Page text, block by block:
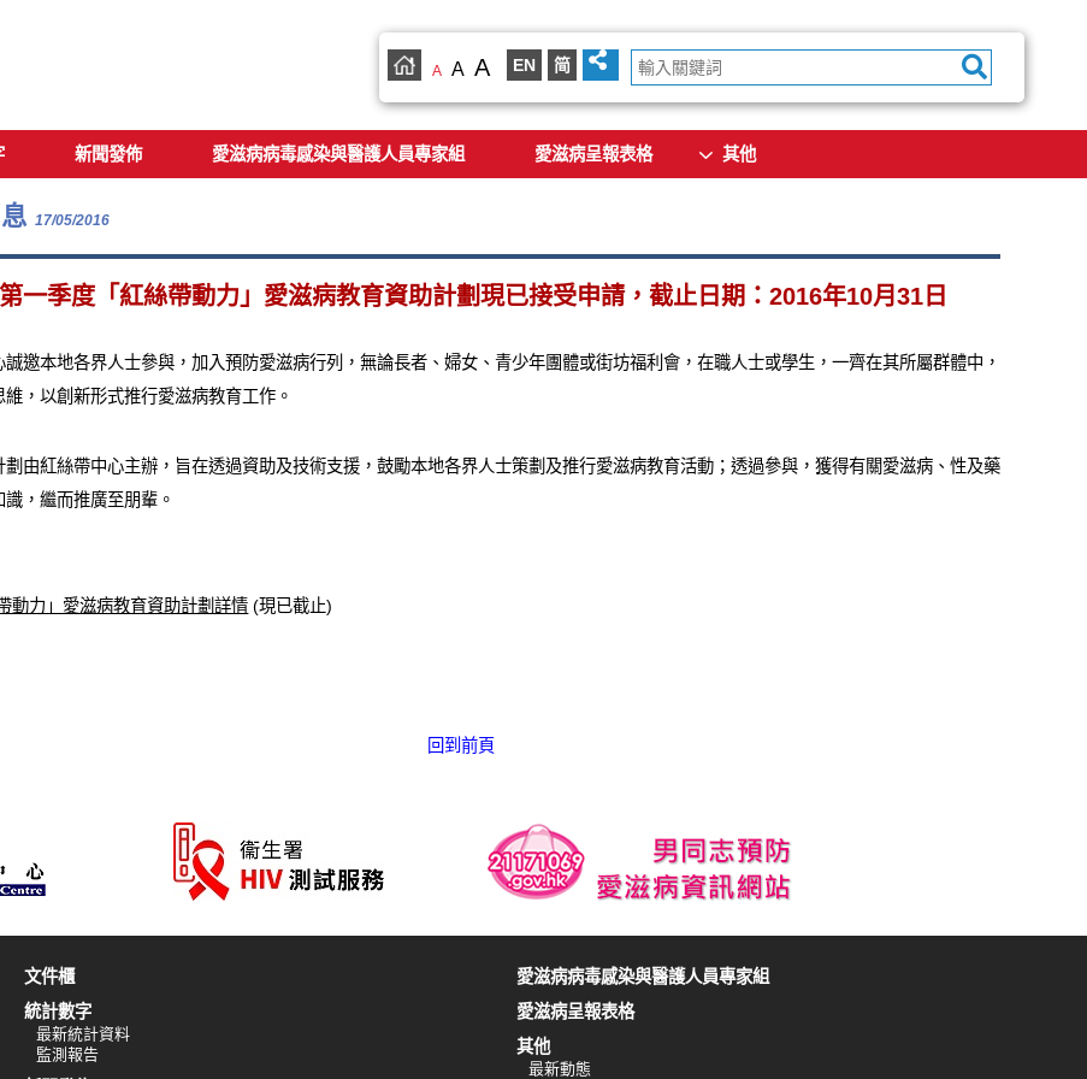
A A A EN 简
新聞發佈 愛滋病病毒感染與醫護人員專家組 愛滋病呈報表格 其他
17/05/2016
一季度「紅絲帶動力」愛滋病教育資助計劃現已接受申請，截止日期：2016年10月31日
誠邀本地各界人士參與，加入預防愛滋病行列，無論長者、婦女、青少年團體或街坊福利會，在職人士或學生，一齊在其所屬群體中，
維，以創新形式推行愛滋病教育工作。
劃由紅絲帶中心主辦，旨在透過資助及技術支援，鼓勵本地各界人士策劃及推行愛滋病教育活動；透過參與，獲得有關愛滋病、性及藥
，繼而推廣至朋輩。
動力」愛滋病教育資助計劃詳情 (現已截止)
回到前頁
文件櫃
統計數字
最新統計資料
監測報告
愛滋病病毒感染與醫護人員專家組
愛滋病呈報表格
其他
最新動態